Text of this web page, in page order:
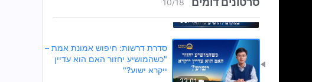
10/18
33:47
כרוח?"
סדרת דרשות: חיפוש אמונת אמת –
"כשהמושיע יחזור האם הוא עדיין
ייקרא ישוע?"